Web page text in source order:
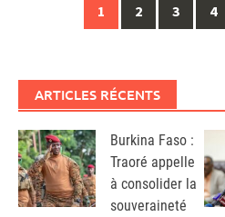
navigation
1 2 3 4
ARTICLES RÉCENTS
Burkina Faso :
Traoré appelle
à consolider la
souveraineté